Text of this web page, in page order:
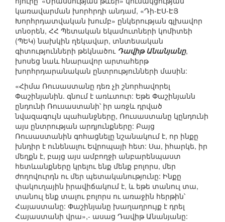
կառավարման խորհրդի անդամ, «Դի-ԷՍ-ԷՅ
Խորհրդատվական խումբ» ընկերության գլխավոր
տնօրեն, ՀՀ Պետական եկամուտների կոմիտեի
(ՊԵԿ) նախկին ղեկավար, տնտեսական
գիտությունների թեկնածու Դավիթ Անանյանը,
խոսեց նաև հնարավոր արտահերթ
խորհրդարանական ընտրությունների մասին:
«Հիմա Ռուսաստանը դեռ չի շնորհավորել
Փաշինյանին. գնում է առևտուր: Եթե Փաշինյանն
ընդունի Ռուսաստանի՝ իր առջև դրված
նվազագույն պահանջները, Ռուսաստանը կընդունի
այս ընտրության արդյունքները: Բայց
Ռուսաստանին գոհացնելը նշանակում է, որ ինքը
խնդիր է ունենալու Եվրոպայի հետ: Սա, իհարկե, իր
մեղքն է, բայց այս ամբողջի անբարենպաստ
հետևանքները կրելու ենք մենք բոլորս, մեր
ժողովուրդն ու մեր պետականությունը: Ինքը
փակուղային իրավիճակում է, և եթե տանուլ տա,
տանուլ ենք տալու բոլորս ու առաջին հերթին՝
Հայաստանը: Փաշինյանը խաղաղրույք է դրել
Հայաստանի վրա»,- ասաց Դավիթ Անանյանը: